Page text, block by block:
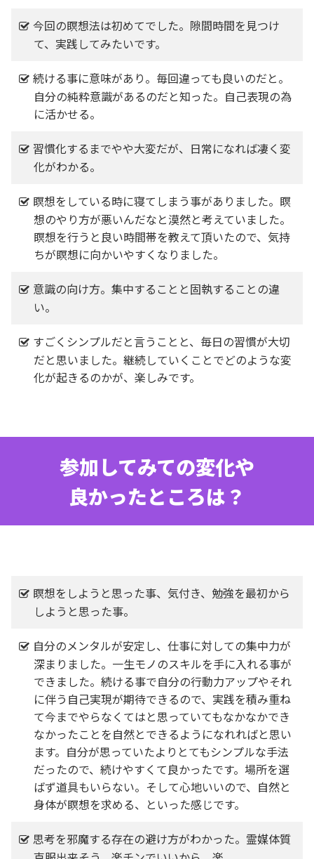
今回の瞑想法は初めてでした。隙間時間を見つけ
て、実践してみたいです。
続ける事に意味があり。毎回違っても良いのだと。
自分の純粋意識があるのだと知った。自己表現の為
に活かせる。
習慣化するまでやや大変だが、日常になれば凄く変
化がわかる。
瞑想をしている時に寝てしまう事がありました。瞑
想のやり方が悪いんだなと漠然と考えていました。
瞑想を行うと良い時間帯を教えて頂いたので、気持
ちが瞑想に向かいやすくなりました。
意識の向け方。集中することと固執することの違
い。
すごくシンプルだと言うことと、毎日の習慣が大切
だと思いました。継続していくことでどのような変
化が起きるのかが、楽しみです。
参加してみての変化や
良かったところは？
瞑想をしようと思った事、気付き、勉強を最初から
しようと思った事。
自分のメンタルが安定し、仕事に対しての集中力が
深まりました。一生モノのスキルを手に入れる事が
できました。続ける事で自分の行動力アップやそれ
に伴う自己実現が期待できるので、実践を積み重ね
て今までやらなくてはと思っていてもなかなかでき
なかったことを自然とできるようになれればと思い
ます。自分が思っていたよりとてもシンプルな手法
だったので、続けやすくて良かったです。場所を選
ばず道具もいらない。そして心地いいので、自然と
身体が瞑想を求める、といった感じです。
思考を邪魔する存在の避け方がわかった。霊媒体質